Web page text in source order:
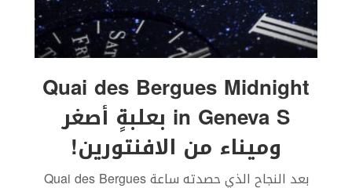
Quai des Bergues Midnight
in Geneva S بعلبةٍ أصغر
وميناء من الافنتورين!
بعد النجاح الذي حصدته ساعة Quai des Bergues